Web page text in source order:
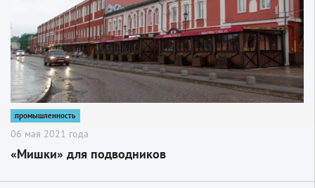
промышленность
06 мая 2021 года
«Мишки» для подводников